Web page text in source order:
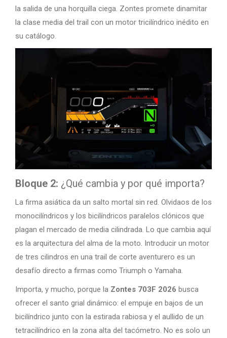
la salida de una horquilla ciega. Zontes promete dinamitar
la clase media del trail con un motor tricilíndrico inédito en
su catálogo.
Bloque 2: ¿Qué cambia y por qué importa?
La firma asiática da un salto mortal sin red. Olvidaos de los
monocilíndricos y los bicilíndricos paralelos clónicos que
plagan el mercado de media cilindrada. Lo que cambia aquí
es la arquitectura del alma de la moto. Introducir un motor
de tres cilindros en una trail de corte aventurero es un
desafío directo a firmas como Triumph o Yamaha.
Importa, y mucho, porque la Zontes 703F 2026 busca
ofrecer el santo grial dinámico: el empuje en bajos de un
bicilíndrico junto con la estirada rabiosa y el aullido de un
tetracilíndrico en la zona alta del tacómetro. No es solo un